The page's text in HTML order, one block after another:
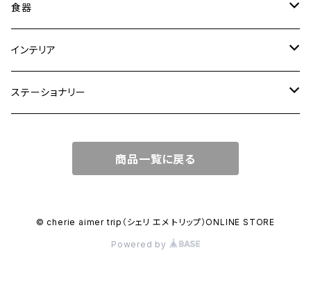
トートバッグ
ショルダーバッグ
ワンハンドルバッグ
リュック
食器
大皿
中皿
カップ
インテリア
花瓶・フラワーベース
ステーショナリー
マガジンカバー
商品一覧に戻る
© cherie aimer trip（シェリ エメ トリップ）ONLINE STORE
Powered by